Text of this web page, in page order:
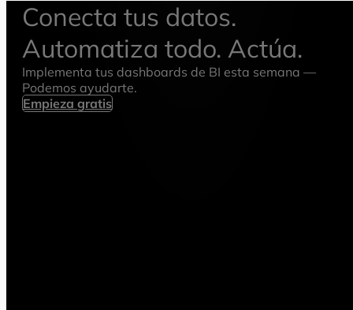
Conecta tus datos.
Automatiza todo. Actúa.
Implementa tus dashboards de BI esta semana —
Podemos ayudarte.
Empieza gratis